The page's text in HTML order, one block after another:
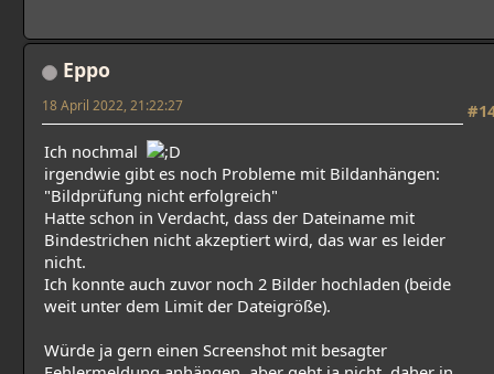
Eppo
18 April 2022, 21:22:27
Ich nochmal
irgendwie gibt es noch Probleme mit Bildanhängen:
"Bildprüfung nicht erfolgreich"
Hatte schon in Verdacht, dass der Dateiname mit
Bindestrichen nicht akzeptiert wird, das war es leider
nicht.
Ich konnte auch zuvor noch 2 Bilder hochladen (beide
weit unter dem Limit der Dateigröße).
Würde ja gern einen Screenshot mit besagter